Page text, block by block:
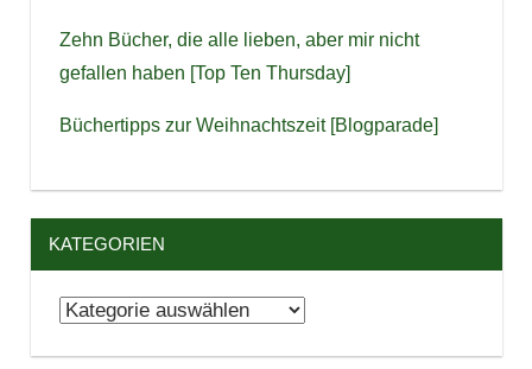
Zehn Bücher, die alle lieben, aber mir nicht
gefallen haben [Top Ten Thursday]
Büchertipps zur Weihnachtszeit [Blogparade]
KATEGORIEN
Kategorien